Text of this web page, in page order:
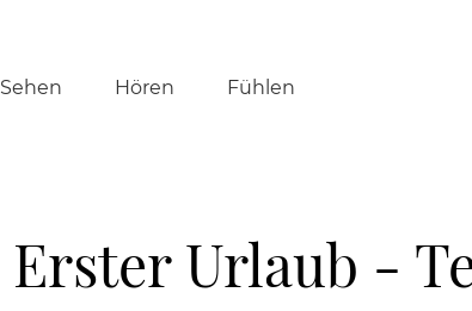
Sehen Hören Fühlen
Erster Urlaub -